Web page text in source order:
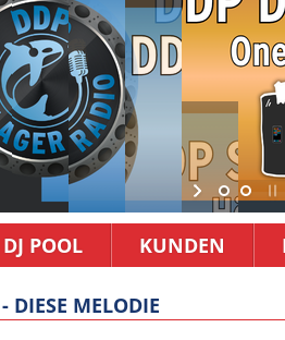
DJ POOL KUNDEN
DIESE MELODIE